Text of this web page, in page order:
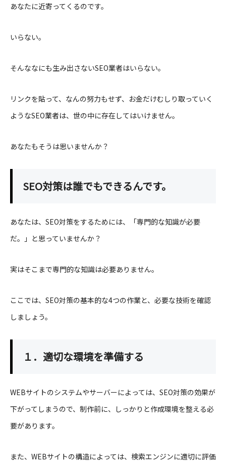
あなたに近寄ってくるのです。
いらない。
そんななにも生み出さないSEO業者はいらない。
リンクを貼って、なんの努力もせず、お金だけむしり取っていく
ようなSEO業者は、世の中に存在してはいけません。
あなたもそうは思いませんか？
SEO対策は誰でもできるんです。
あなたは、SEO対策をするためには、「専門的な知識が必要
だ。」と思っていませんか？
実はそこまで専門的な知識は必要ありません。
ここでは、SEO対策の基本的な4つの作業と、必要な技術を確認
しましょう。
１．適切な環境を準備する
WEBサイトのシステムやサーバーによっては、SEO対策の効果が
下がってしまうので、制作前に、しっかりと作成環境を整える必
要があります。
また、WEBサイトの構造によっては、検索エンジンに適切に評価